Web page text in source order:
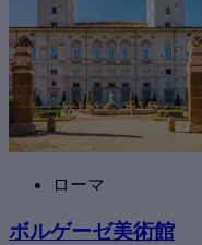
ローマ
ボルゲーゼ美術館